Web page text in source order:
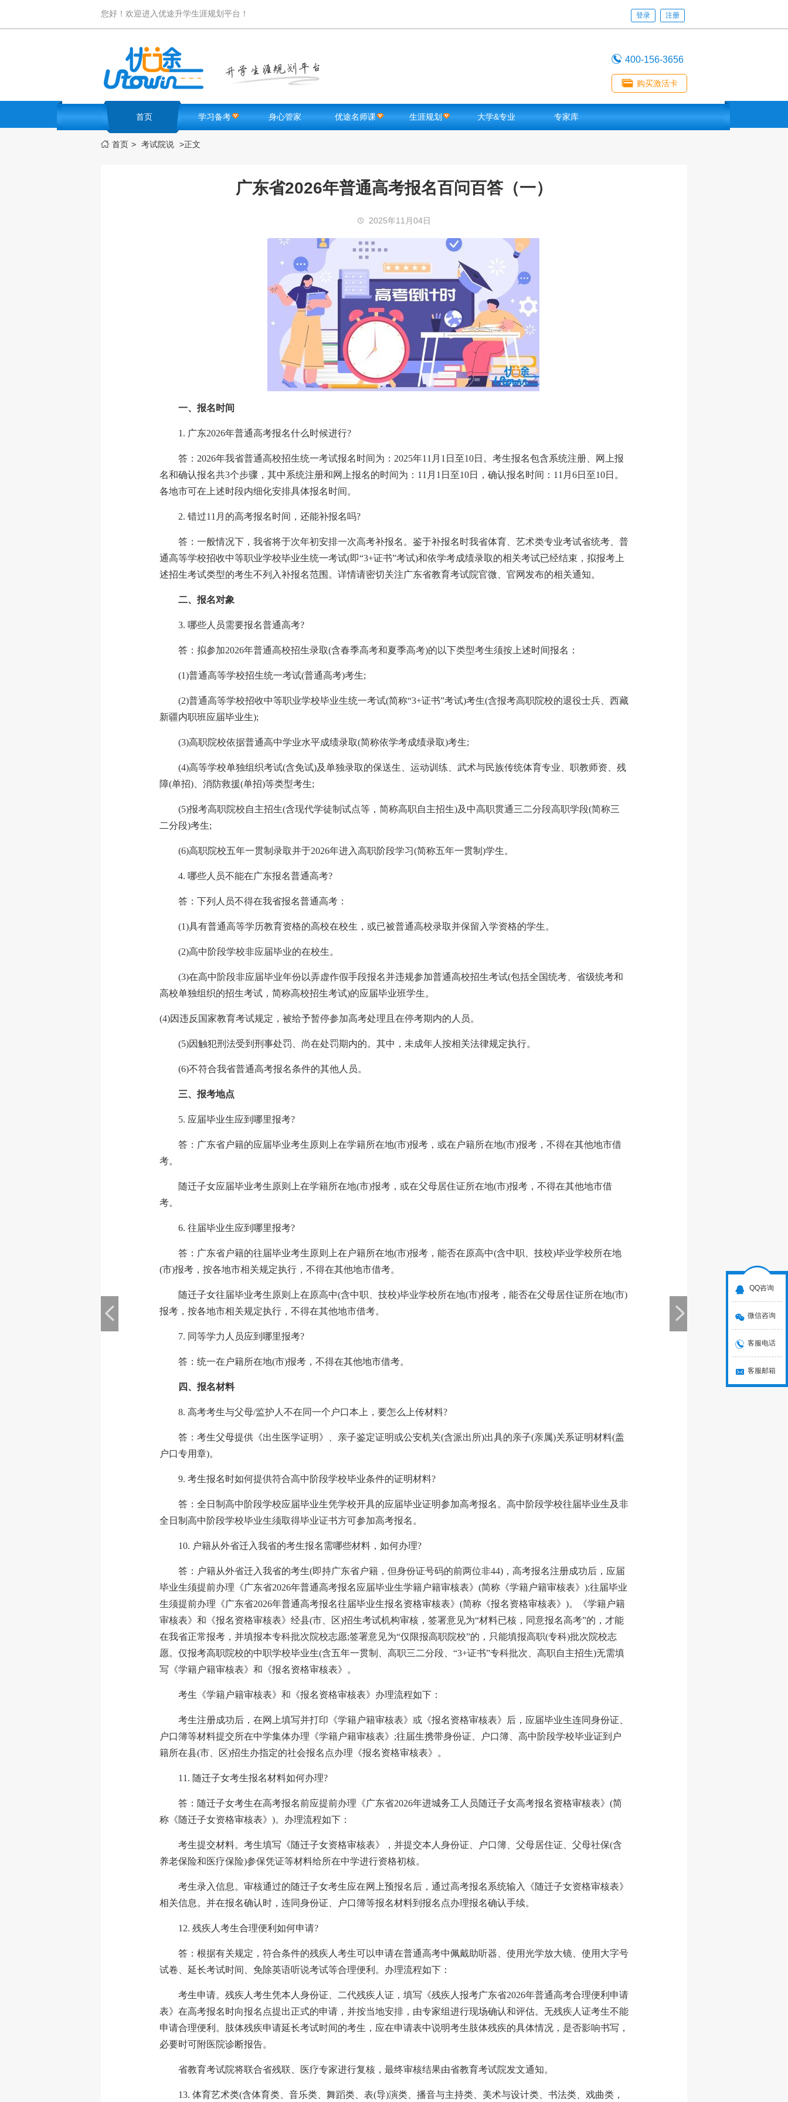
您好！欢迎进入优途升学生涯规划平台！ 登录 注册
 400-156-3656
 购买激活卡
首页 学习备考
名校卷库
身心管家
励志激励
健康锻炼
优途名师课 生涯规划
升学途径指南
大学&专业
章程库
海外院校库
专家库
 首页 > 考试院说 >正文
QQ咨询
微信咨询
客服电话
客服邮箱
广东省2026年普通高考报名百问百答（一）
2025年11月04日
一、报名时间
1. 广东2026年普通高考报名什么时候进行?
答：2026年我省普通高校招生统一考试报名时间为：2025年11月1日至10日。考生报名包含系统注册、网上报
名和确认报名共3个步骤，其中系统注册和网上报名的时间为：11月1日至10日，确认报名时间：11月6日至10日。
各地市可在上述时段内细化安排具体报名时间。
2. 错过11月的高考报名时间，还能补报名吗?
答：一般情况下，我省将于次年初安排一次高考补报名。鉴于补报名时我省体育、艺术类专业考试省统考、普
通高等学校招收中等职业学校毕业生统一考试(即“3+证书”考试)和依学考成绩录取的相关考试已经结束，拟报考上
述招生考试类型的考生不列入补报名范围。详情请密切关注广东省教育考试院官微、官网发布的相关通知。
二、报名对象
3. 哪些人员需要报名普通高考?
答：拟参加2026年普通高校招生录取(含春季高考和夏季高考)的以下类型考生须按上述时间报名：
(1)普通高等学校招生统一考试(普通高考)考生;
(2)普通高等学校招收中等职业学校毕业生统一考试(简称“3+证书”考试)考生(含报考高职院校的退役士兵、西藏
新疆内职班应届毕业生);
(3)高职院校依据普通高中学业水平成绩录取(简称依学考成绩录取)考生;
(4)高等学校单独组织考试(含免试)及单独录取的保送生、运动训练、武术与民族传统体育专业、职教师资、残
障(单招)、消防救援(单招)等类型考生;
(5)报考高职院校自主招生(含现代学徒制试点等，简称高职自主招生)及中高职贯通三二分段高职学段(简称三
二分段)考生;
(6)高职院校五年一贯制录取并于2026年进入高职阶段学习(简称五年一贯制)学生。
4. 哪些人员不能在广东报名普通高考?
答：下列人员不得在我省报名普通高考：
(1)具有普通高等学历教育资格的高校在校生，或已被普通高校录取并保留入学资格的学生。
(2)高中阶段学校非应届毕业的在校生。
(3)在高中阶段非应届毕业年份以弄虚作假手段报名并违规参加普通高校招生考试(包括全国统考、省级统考和
高校单独组织的招生考试，简称高校招生考试)的应届毕业班学生。
(4)因违反国家教育考试规定，被给予暂停参加高考处理且在停考期内的人员。
(5)因触犯刑法受到刑事处罚、尚在处罚期内的。其中，未成年人按相关法律规定执行。
(6)不符合我省普通高考报名条件的其他人员。
三、报考地点
5. 应届毕业生应到哪里报考?
答：广东省户籍的应届毕业考生原则上在学籍所在地(市)报考，或在户籍所在地(市)报考，不得在其他地市借
考。
随迁子女应届毕业考生原则上在学籍所在地(市)报考，或在父母居住证所在地(市)报考，不得在其他地市借
考。
6. 往届毕业生应到哪里报考?
答：广东省户籍的往届毕业考生原则上在户籍所在地(市)报考，能否在原高中(含中职、技校)毕业学校所在地
(市)报考，按各地市相关规定执行，不得在其他地市借考。
随迁子女往届毕业考生原则上在原高中(含中职、技校)毕业学校所在地(市)报考，能否在父母居住证所在地(市)
报考，按各地市相关规定执行，不得在其他地市借考。
7. 同等学力人员应到哪里报考?
答：统一在户籍所在地(市)报考，不得在其他地市借考。
四、报名材料
8. 高考考生与父母/监护人不在同一个户口本上，要怎么上传材料?
答：考生父母提供《出生医学证明》、亲子鉴定证明或公安机关(含派出所)出具的亲子(亲属)关系证明材料(盖
户口专用章)。
9. 考生报名时如何提供符合高中阶段学校毕业条件的证明材料?
答：全日制高中阶段学校应届毕业生凭学校开具的应届毕业证明参加高考报名。高中阶段学校往届毕业生及非
全日制高中阶段学校毕业生须取得毕业证书方可参加高考报名。
10. 户籍从外省迁入我省的考生报名需哪些材料，如何办理?
答：户籍从外省迁入我省的考生(即持广东省户籍，但身份证号码的前两位非44)，高考报名注册成功后，应届
毕业生须提前办理《广东省2026年普通高考报名应届毕业生学籍户籍审核表》(简称《学籍户籍审核表》);往届毕业
生须提前办理《广东省2026年普通高考报名往届毕业生报名资格审核表》(简称《报名资格审核表》)。《学籍户籍
审核表》和《报名资格审核表》经县(市、区)招生考试机构审核，签署意见为“材料已核，同意报名高考”的，才能
在我省正常报考，并填报本专科批次院校志愿;签署意见为“仅限报高职院校”的，只能填报高职(专科)批次院校志
愿。仅报考高职院校的中职学校毕业生(含五年一贯制、高职三二分段、“3+证书”专科批次、高职自主招生)无需填
写《学籍户籍审核表》和《报名资格审核表》。
考生《学籍户籍审核表》和《报名资格审核表》办理流程如下：
考生注册成功后，在网上填写并打印《学籍户籍审核表》或《报名资格审核表》后，应届毕业生连同身份证、
户口簿等材料提交所在中学集体办理《学籍户籍审核表》;往届生携带身份证、户口簿、高中阶段学校毕业证到户
籍所在县(市、区)招生办指定的社会报名点办理《报名资格审核表》。
11. 随迁子女考生报名材料如何办理?
答：随迁子女考生在高考报名前应提前办理《广东省2026年进城务工人员随迁子女高考报名资格审核表》(简
称《随迁子女资格审核表》)。办理流程如下：
考生提交材料。考生填写《随迁子女资格审核表》，并提交本人身份证、户口簿、父母居住证、父母社保(含
养老保险和医疗保险)参保凭证等材料给所在中学进行资格初核。
考生录入信息。审核通过的随迁子女考生应在网上预报名后，通过高考报名系统输入《随迁子女资格审核表》
相关信息。并在报名确认时，连同身份证、户口簿等报名材料到报名点办理报名确认手续。
12. 残疾人考生合理便利如何申请?
答：根据有关规定，符合条件的残疾人考生可以申请在普通高考中佩戴助听器、使用光学放大镜、使用大字号
试卷、延长考试时间、免除英语听说考试等合理便利。办理流程如下：
考生申请。残疾人考生凭本人身份证、二代残疾人证，填写《残疾人报考广东省2026年普通高考合理便利申请
表》在高考报名时向报名点提出正式的申请，并按当地安排，由专家组进行现场确认和评估。无残疾人证考生不能
申请合理便利。肢体残疾申请延长考试时间的考生，应在申请表中说明考生肢体残疾的具体情况，是否影响书写，
必要时可附医院诊断报告。
省教育考试院将联合省残联、医疗专家进行复核，最终审核结果由省教育考试院发文通知。
13. 体育艺术类(含体育类、音乐类、舞蹈类、表(导)演类、播音与主持类、美术与设计类、书法类、戏曲类，